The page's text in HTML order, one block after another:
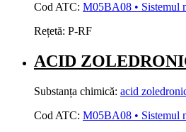
Cod ATC: M05BA08 • Sistemul
Rețetă: P-RF
ACID
Substanța chimică: acid
Cod ATC: M05BA08 • Sistemul